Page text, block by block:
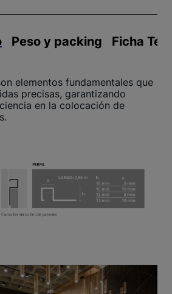
Peso y packing Ficha
elementos fundamentales que
precisas, garantizando
en la colocación de